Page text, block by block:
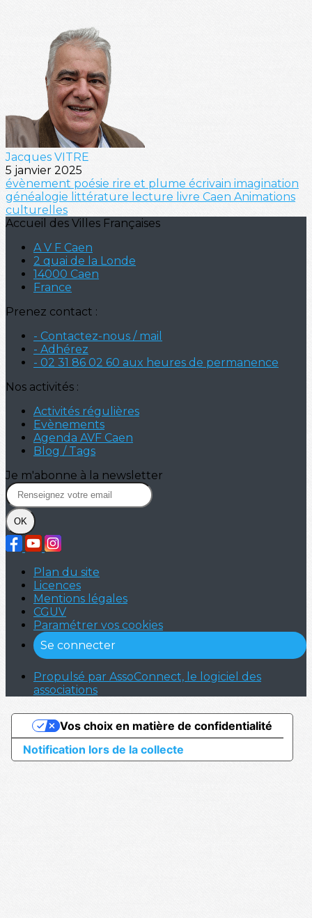
Jacques VITRE
5 janvier 2025
évènement poésie rire et plume écrivain imagination
généalogie littérature lecture livre Caen Animations
culturelles
Accueil des Villes Françaises
A V F Caen
2 quai de la Londe
14000 Caen
France
Prenez contact :
- Contactez-nous / mail
- Adhérez
- 02 31 86 02 60 aux heures de permanence
Nos activités :
Activités régulières
Evènements
Agenda AVF Caen
Blog / Tags
Je m'abonne à la newsletter
OK
Plan du site
Licences
Mentions légales
CGUV
Paramétrer vos cookies
Se connecter
Propulsé par AssoConnect, le logiciel des
associations
Notification lors de la collecte
Vos choix en matière de confidentialité